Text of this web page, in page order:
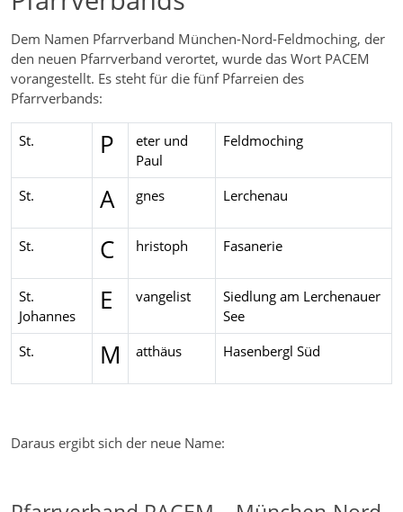
Dem Namen Pfarrverband München-Nord-Feldmoching, der
den neuen Pfarrverband verortet, wurde das Wort PACEM
vorangestellt. Es steht für die fünf Pfarreien des
Pfarrverbands:
St. P
eter und
Paul
Feldmoching
St. A gnes Lerchenau
St. C hristoph Fasanerie
St.
Johannes
E vangelist
Siedlung am Lerchenauer
See
St.
M atthäus Hasenbergl Süd
Daraus ergibt sich der neue Name: